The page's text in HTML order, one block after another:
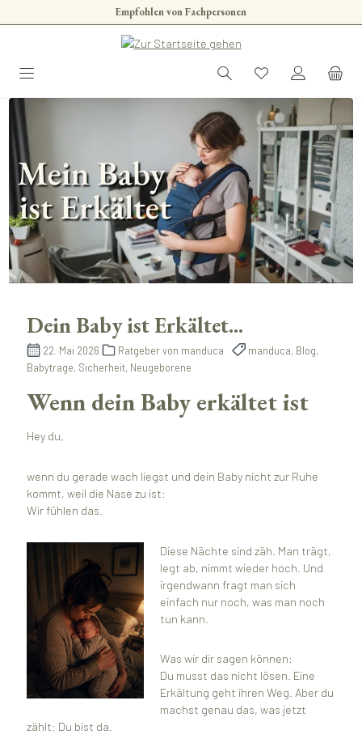
Zum Hauptinhalt springenEmpfohlen von Fachpersonen
Dein Baby ist Erkältet...
22. Mai 2026 Ratgeber von manduca
manduca, Blog,
Babytrage, Sicherheit, Neugeborene
Wenn dein Baby erkältet ist
Hey du,
wenn du gerade wach liegst und dein Baby nicht zur Ruhe
kommt, weil die Nase zu ist:
Wir fühlen das.
Diese Nächte sind zäh. Man trägt,
legt ab, nimmt wieder hoch. Und
irgendwann fragt man sich
einfach nur noch, was man noch
tun kann.
Was wir dir sagen können:
Du musst das nicht lösen. Eine
Erkältung geht ihren Weg. Aber du
machst genau das, was jetzt
zählt: Du bist da.